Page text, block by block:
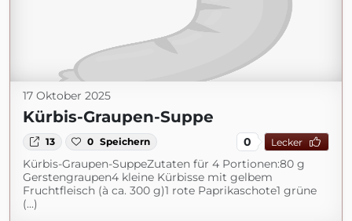
17 Oktober 2025
Kürbis-Graupen-Suppe
13 0 Speichern 0 Lecker
Kürbis-Graupen-SuppeZutaten für 4 Portionen:80 g
Gerstengraupen4 kleine Kürbisse mit gelbem
Fruchtfleisch (à ca. 300 g)1 rote Paprikaschote1 grüne
(...)